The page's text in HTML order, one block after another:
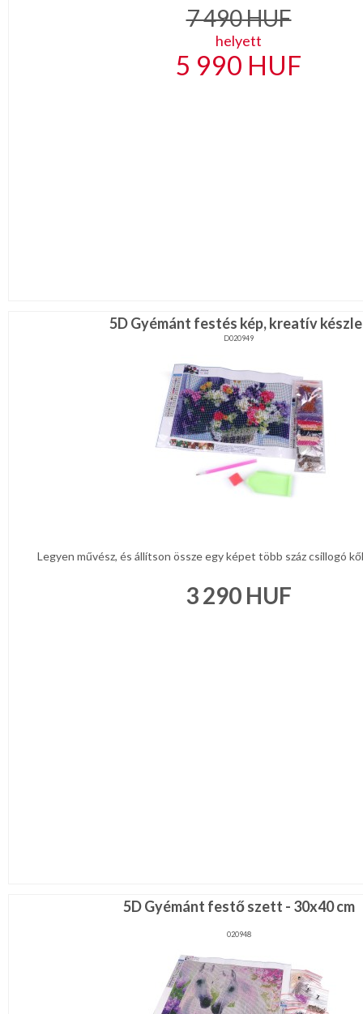
7 490HUF
helyett
5 990 HUF
5D Gyémánt festés kép, kreatív
D020949
Legyen művész, és állítson össze egy képet több száz csillogó
3 290 HUF
5D Gyémánt festő szett - 30x40 cm
020948